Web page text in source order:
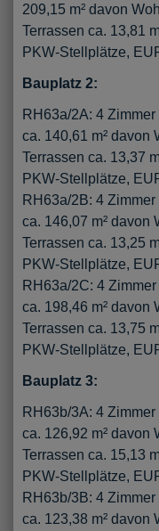
209,15 m² davon
Terrassen ca. 13,81
PKW-Stellplätze,
Bauplatz 2:
RH63a/2A: 4
ca. 140,61 m² davon
Terrassen ca. 13,37
PKW-Stellplätze,
RH63a/2B: 4
ca. 146,07 m² davon
Terrassen ca. 13,25
PKW-Stellplätze,
RH63a/2C: 4
ca. 198,46 m² davon
Terrassen ca. 13,75
PKW-Stellplätze,
Bauplatz 3:
RH63b/3A: 4
ca. 126,92 m² davon
Terrassen ca. 15,13
PKW-Stellplätze,
RH63b/3B: 4
ca. 123,38 m² davon